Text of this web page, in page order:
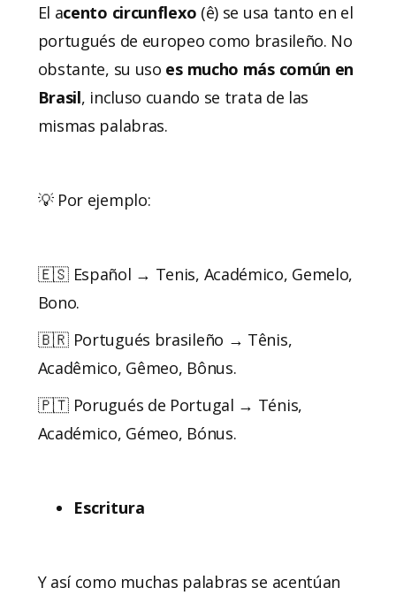
El acento circunflexo (ê) se usa tanto en el
portugués de europeo como brasileño. No
obstante, su uso es mucho más común en
Brasil, incluso cuando se trata de las
mismas palabras.
💡 Por ejemplo:
🇪🇸 Español → Tenis, Académico, Gemelo,
Bono.
🇧🇷 Portugués brasileño → Tênis,
Acadêmico, Gêmeo, Bônus.
🇵🇹 Porugués de Portugal → Ténis,
Académico, Gémeo, Bónus.
Escritura
Y así como muchas palabras se acentúan